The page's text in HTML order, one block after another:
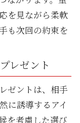
を見ながら柔軟
も次回の約束を
レゼント
ゼントは、相手
に誘導するアイ
を考慮した選び